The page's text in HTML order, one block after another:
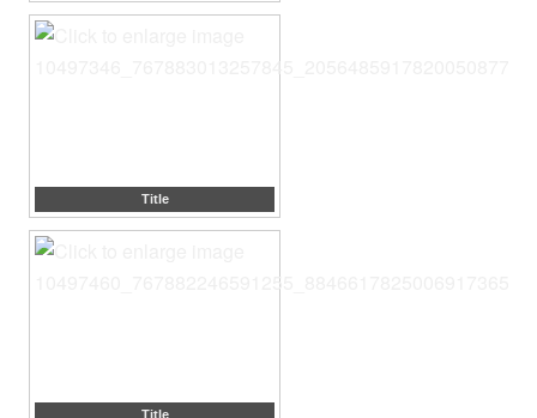
Title
Title